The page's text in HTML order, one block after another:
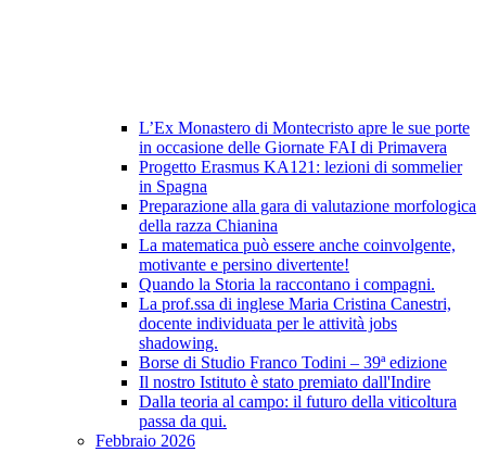
L’Ex Monastero di Montecristo apre le sue porte
in occasione delle Giornate FAI di Primavera
Progetto Erasmus KA121: lezioni di sommelier
in Spagna
Preparazione alla gara di valutazione morfologica
della razza Chianina
La matematica può essere anche coinvolgente,
motivante e persino divertente!
Quando la Storia la raccontano i compagni.
La prof.ssa di inglese Maria Cristina Canestri,
docente individuata per le attività jobs
shadowing.
Borse di Studio Franco Todini – 39ª edizione
Il nostro Istituto è stato premiato dall'Indire
Dalla teoria al campo: il futuro della viticoltura
passa da qui.
Febbraio 2026